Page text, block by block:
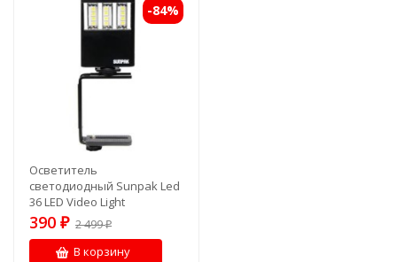
-84%
Осветитель
светодиодный Sunpak Led
36 LED Video Light
390 ₽ 2 499₽
В корзину